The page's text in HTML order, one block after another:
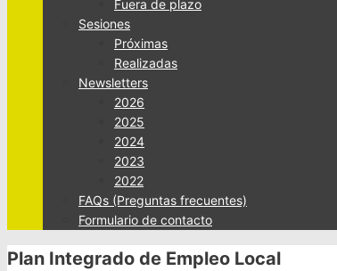
Fuera de plazo
Sesiones
Próximas
Realizadas
Newsletters
2026
2025
2024
2023
2022
FAQs (Preguntas frecuentes)
Formulario de contacto
Plan Integrado de Empleo Local